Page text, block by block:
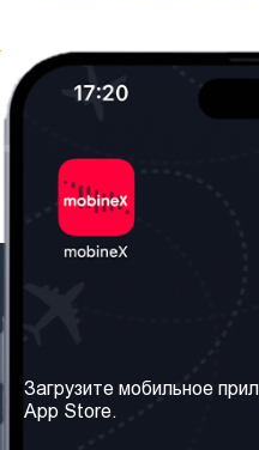
Наши сервисы
Загрузите мобильное
App Store.